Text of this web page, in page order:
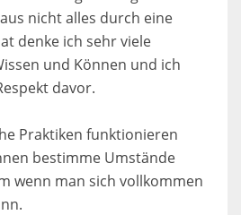
nicht alles durch eine
denke ich sehr viele
und Können und ich
davor.
Praktiken funktionieren
bestimme Umstände
wenn man sich vollkommen